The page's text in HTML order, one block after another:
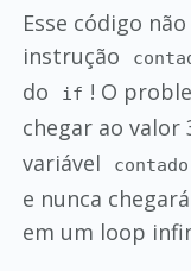
Esse código
instrução
do
if ! O
chegar ao valor
variável
e nunca
em um loop